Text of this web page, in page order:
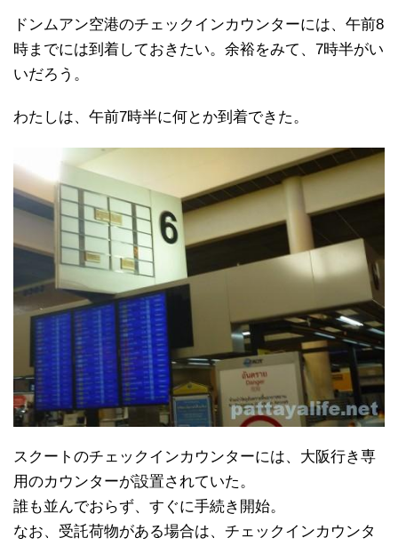
ドンムアン空港のチェックインカウンターには、午前8
時までには到着しておきたい。余裕をみて、7時半がい
いだろう。
わたしは、午前7時半に何とか到着できた。
スクートのチェックインカウンターには、大阪行き専
用のカウンターが設置されていた。
誰も並んでおらず、すぐに手続き開始。
なお、受託荷物がある場合は、チェックインカウンタ